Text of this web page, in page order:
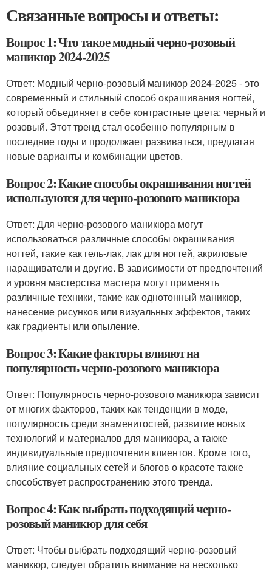
Связанные вопросы и ответы:
Вопрос 1: Что такое модный черно-розовый
маникюр 2024-2025
Ответ: Модный черно-розовый маникюр 2024-2025 - это
современный и стильный способ окрашивания ногтей,
который объединяет в себе контрастные цвета: черный и
розовый. Этот тренд стал особенно популярным в
последние годы и продолжает развиваться, предлагая
новые варианты и комбинации цветов.
Вопрос 2: Какие способы окрашивания ногтей
используются для черно-розового маникюра
Ответ: Для черно-розового маникюра могут
использоваться различные способы окрашивания
ногтей, такие как гель-лак, лак для ногтей, акриловые
наращиватели и другие. В зависимости от предпочтений
и уровня мастерства мастера могут применять
различные техники, такие как однотонный маникюр,
нанесение рисунков или визуальных эффектов, таких
как градиенты или опыление.
Вопрос 3: Какие факторы влияют на
популярность черно-розового маникюра
Ответ: Популярность черно-розового маникюра зависит
от многих факторов, таких как тенденции в моде,
популярность среди знаменитостей, развитие новых
технологий и материалов для маникюра, а также
индивидуальные предпочтения клиентов. Кроме того,
влияние социальных сетей и блогов о красоте также
способствует распространению этого тренда.
Вопрос 4: Как выбрать подходящий черно-
розовый маникюр для себя
Ответ: Чтобы выбрать подходящий черно-розовый
маникюр, следует обратить внимание на несколько